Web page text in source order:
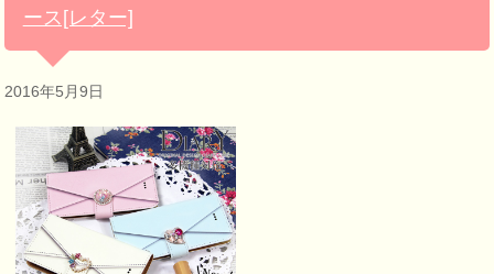
ース[レター]
2016年5月9日